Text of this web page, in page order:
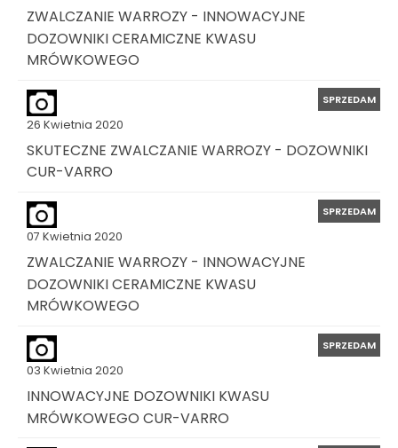
ZWALCZANIE WARROZY - INNOWACYJNE
DOZOWNIKI CERAMICZNE KWASU
MRÓWKOWEGO
26 Kwietnia 2020
SPRZEDAM
SKUTECZNE ZWALCZANIE WARROZY - DOZOWNIKI
CUR-VARRO
07 Kwietnia 2020
SPRZEDAM
ZWALCZANIE WARROZY - INNOWACYJNE
DOZOWNIKI CERAMICZNE KWASU
MRÓWKOWEGO
03 Kwietnia 2020
SPRZEDAM
INNOWACYJNE DOZOWNIKI KWASU
MRÓWKOWEGO CUR-VARRO